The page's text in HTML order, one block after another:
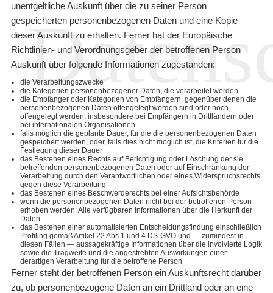
unentgeltliche Auskunft über die zu seiner Person
gespeicherten personenbezogenen Daten und eine Kopie
dieser Auskunft zu erhalten. Ferner hat der Europäische
Richtlinien- und Verordnungsgeber der betroffenen Person
Auskunft über folgende Informationen zugestanden:
die Verarbeitungszwecke
die Kategorien personenbezogener Daten, die verarbeitet werden
die Empfänger oder Kategorien von Empfängern, gegenüber denen die
personenbezogenen Daten offengelegt worden sind oder noch
offengelegt werden, insbesondere bei Empfängern in Drittländern oder
bei internationalen Organisationen
falls möglich die geplante Dauer, für die die personenbezogenen Daten
gespeichert werden, oder, falls dies nicht möglich ist, die Kriterien für die
Festlegung dieser Dauer
das Bestehen eines Rechts auf Berichtigung oder Löschung der sie
betreffenden personenbezogenen Daten oder auf Einschränkung der
Verarbeitung durch den Verantwortlichen oder eines Widerspruchsrechts
gegen diese Verarbeitung
das Bestehen eines Beschwerderechts bei einer Aufsichtsbehörde
wenn die personenbezogenen Daten nicht bei der betroffenen Person
erhoben werden: Alle verfügbaren Informationen über die Herkunft der
Daten
das Bestehen einer automatisierten Entscheidungsfindung einschließlich
Profiling gemäß Artikel 22 Abs.1 und 4 DS-GVO und — zumindest in
diesen Fällen — aussagekräftige Informationen über die involvierte Logik
sowie die Tragweite und die angestrebten Auswirkungen einer
derartigen Verarbeitung für die betroffene Person
Ferner steht der betroffenen Person ein Auskunftsrecht darüber
zu, ob personenbezogene Daten an ein Drittland oder an eine